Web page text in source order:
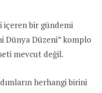
içeren bir gündemi
Dünya Düzeni” komplo
mevcut değil.
herhangi birini